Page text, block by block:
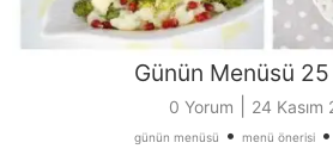
Günün Menüsü 25
0 Yorum 24 Kasım
günün menüsü • menü önerisi •